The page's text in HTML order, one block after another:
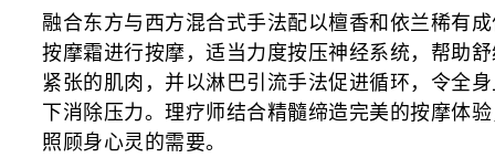
融合东方与西方混合式手法配以檀香和依兰稀有
按摩霜进行按摩，适当力度按压神经系统，帮助
紧张的肌肉，并以淋巴引流手法促进循环，令全
下消除压力。理疗师结合精髓缔造完美的按摩体
照顾身心灵的需要。